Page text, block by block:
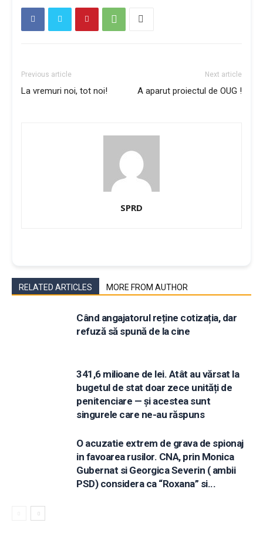
Previous article
La vremuri noi, tot noi!
Next article
A aparut proiectul de OUG !
SPRD
RELATED ARTICLES MORE FROM AUTHOR
Când angajatorul reține cotizația, dar
refuză să spună de la cine
341,6 milioane de lei. Atât au vărsat la
bugetul de stat doar zece unități de
penitenciare — și acestea sunt
singurele care ne-au răspuns
O acuzatie extrem de grava de spionaj
in favoarea rusilor. CNA, prin Monica
Gubernat si Georgica Severin ( ambii
PSD) considera ca “Roxana” si...